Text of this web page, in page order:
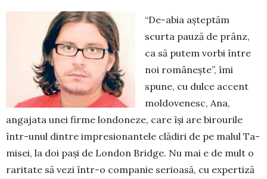
“De-abia așteptăm
scurta pauză de prânz,
ca să putem vorbi între
noi românește”, îmi
spune, cu dul­ce accent
moldovenesc, Ana,
angajata unei firme lon­doneze, care își are birourile
într-unul dintre im­pre­sionantele clădiri de pe malul Ta­
misei, la doi pași de London Bridge. Nu mai e de mult o
raritate să vezi într-o companie serioasă, cu exper­ti­ză